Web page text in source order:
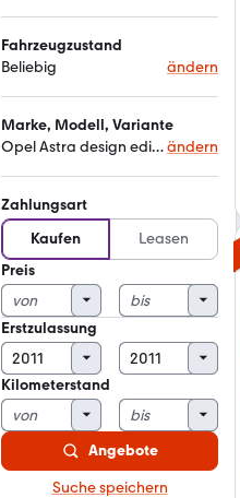
Fahrzeugzustand
Beliebig
ändern
Marke, Modell, Variante
Opel Astra design editionändern
Zahlungsart
Kaufen
Leasen
Preis
Erstzulassung
Kilometerstand
Angebote
Suche speichern